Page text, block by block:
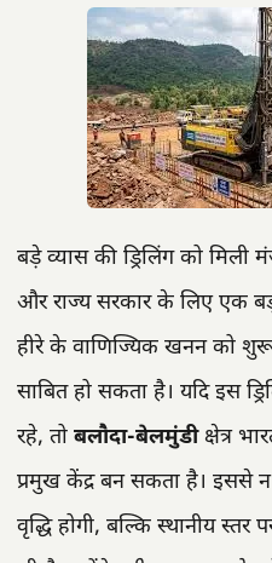
बड़े व्यास की ड्रिलिंग को मिली
और राज्य सरकार के लिए एक
हीरे के वाणिज्यिक खनन को
साबित हो सकता है। यदि इस
रहे, तो बलौदा-बेलमुंडीक्षेत्र
प्रमुख केंद्र बन सकता है। इससे
वृद्धि होगी, बल्कि स्थानीय स्तर